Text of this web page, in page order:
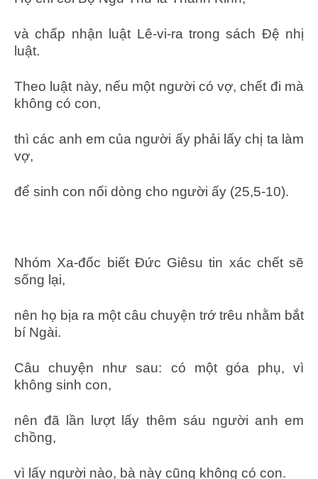
và chấp nhận luật Lê-vi-ra trong sách Đệ nhị
luật.
Theo luật này, nếu một người có vợ, chết đi mà
không có con,
thì các anh em của người ấy phải lấy chị ta làm
vợ,
để sinh con nối dòng cho người ấy (25,5-10).
Nhóm Xa-đốc biết Đức Giêsu tin xác chết sẽ
sống lại,
nên họ bịa ra một câu chuyện trớ trêu nhằm bắt
bí Ngài.
Câu chuyện như sau: có một góa phụ, vì
không sinh con,
nên đã lần lượt lấy thêm sáu người anh em
chồng,
vì lấy người nào, bà này cũng không có con.